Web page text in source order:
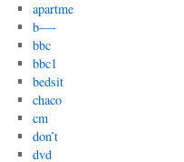
apartme
b—-
bbc
bbc1
bedsit
chaco
cm
don’t
dvd